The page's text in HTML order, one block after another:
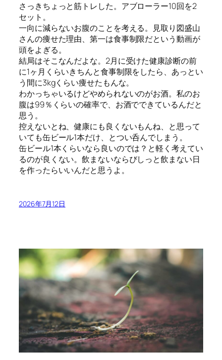
さっきちょっと筋トレした。アブローラー10回を2
セット。
一向に減らないお腹のことを考える。見取り図盛山
さんの痩せた理由、第一は食事制限だという動画が
頭をよぎる。
結局はそこなんだよな。2月に受けた健康診断の前
に1ヶ月くらいきちんと食事制限をしたら、あっとい
う間に3kgくらい痩せたもんな。
わかっちゃいるけどやめられないのがお酒。私のお
腹は99％くらいの確率で、お酒でできているんだと
思う。
控えないとね、健康にも良くないもんね、と思って
いても缶ビール1本だけ、とつい呑んでしまう。
缶ビール1本くらいなら良いのでは？と軽く考えてい
るのが良くない。飲まないならびしっと飲まない日
を作ったらいいんだと思うよ。
2026年7月12日